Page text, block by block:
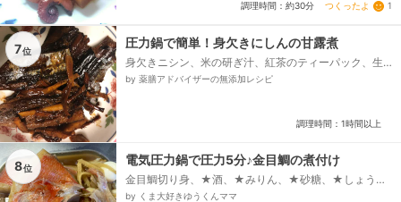
調理時間：約30分 つくったよ 1
7位
圧力鍋で簡単！身欠きにしんの甘露煮
身欠きニシン、米の研ぎ汁、紅茶のティーパック、生
姜、醤油、砂糖、水、昆布、水(茹でる)
by 薬膳アドバイザーの無添加レシピ
調理時間：1時間以上
8位
電気圧力鍋で圧力5分♪金目鯛の煮付け
金目鯛切り身、★酒、★みりん、★砂糖、★しょう
ゆ、★水、★しょうがの千切り
by くま大好きゆうくんママ